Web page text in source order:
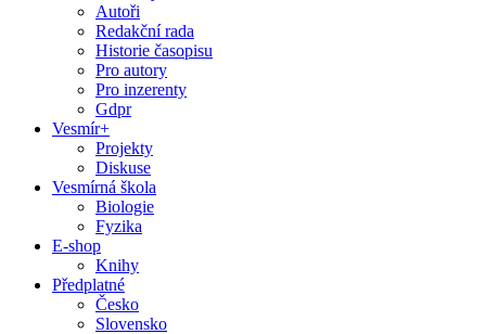
Autoři
Redakční rada
Historie časopisu
Pro autory
Pro inzerenty
Gdpr
Vesmír+
Projekty
Diskuse
Vesmírná škola
Biologie
Fyzika
E-shop
Knihy
Předplatné
Česko
Slovensko